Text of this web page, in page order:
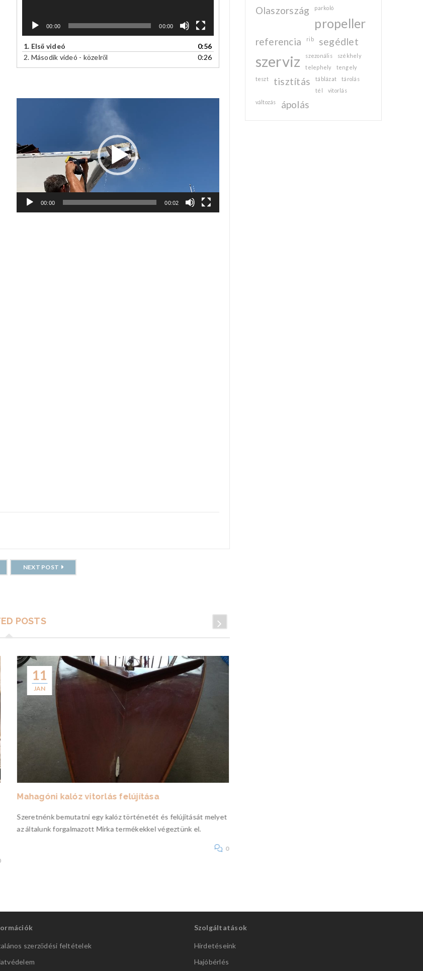
00:00 00:00
1. Első videó
0:56
2. Második videó - közelről 0:26
Videólejátszó
00:00 00:02
NEXT POST
POSTS
11
JAN
Mahagóni kalóz vitorlás felújítása
Szeretnénk bemutatni egy kalóz történetét és felújítását melyet
az általunk forgalmazott Mirka termékekkel végeztünk el.
0
Olaszország parkoló
propeller
referencia rib segédlet
szerviz szezonális
székhely
telephely
tengely
teszt
tisztítás táblázat
tárolás
tél
vitorlás
változás
ápolás
szerződési feltételek
Szolgáltatások
Hirdetéseink
Hajóbérlés